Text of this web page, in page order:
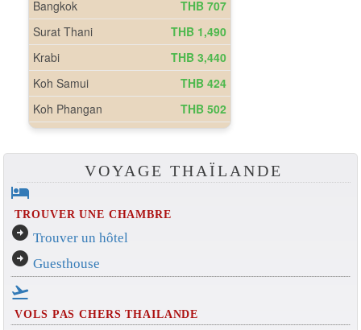
VOYAGE THAÏLANDE
hotel
TROUVER UNE CHAMBRE
arrow_circle_right Trouver un hôtel
arrow_circle_right Guesthouse
flight_takeoff
VOLS PAS CHERS THAILANDE